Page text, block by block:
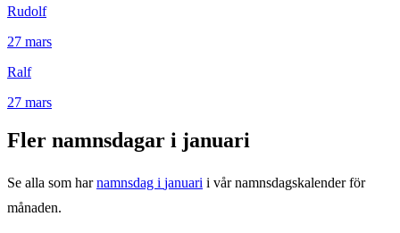
Rudolf
27 mars
Ralf
27 mars
Fler namnsdagar i januari
Se alla som har namnsdag i januari i vår namnsdagskalender för
månaden.